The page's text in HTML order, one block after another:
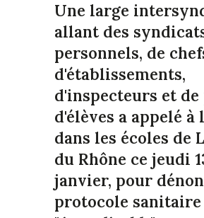
Une large
allant des
personnels, de
d'établissements,
d'inspecteurs et de
d'élèves a appelé à
dans les écoles de
du Rhône ce jeudi
janvier, pour
protocole sanitaire